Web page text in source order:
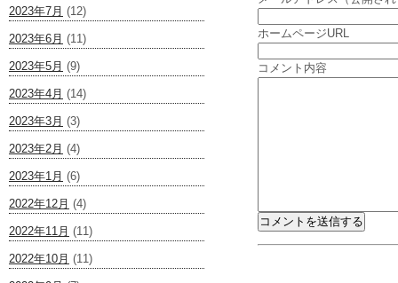
2023年7月 (12)
2023年6月 (11)
2023年5月 (9)
2023年4月 (14)
2023年3月 (3)
2023年2月 (4)
2023年1月 (6)
2022年12月 (4)
2022年11月 (11)
2022年10月 (11)
ホームページURL
コメント内容